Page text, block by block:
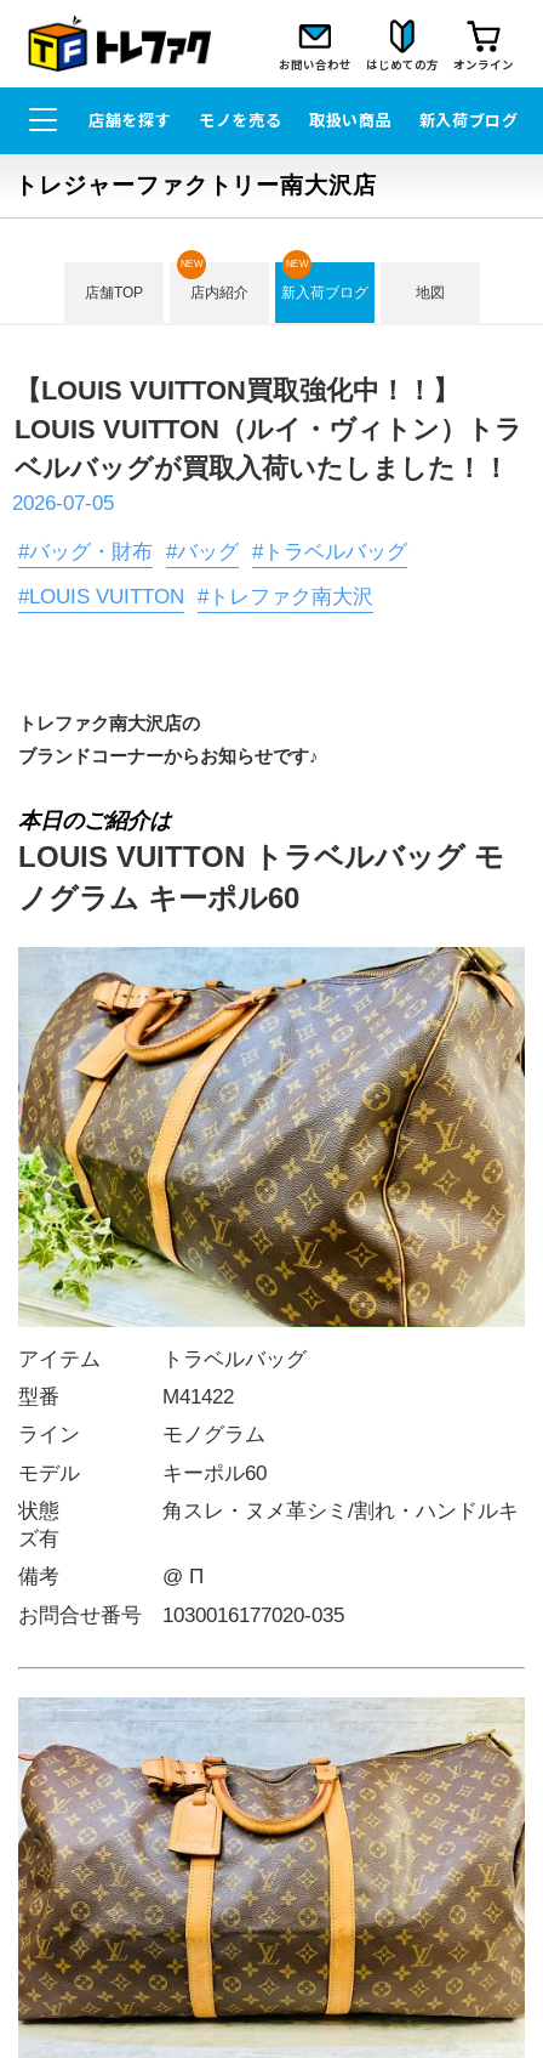
お問い合わせ はじめての方 オンライン
店舗を探す モノを売る 取扱い商品 新入荷ブログ
トレジャーファクトリー南大沢店
店舗TOP 店内紹介
NEW
新入荷ブログ
NEW
地図
【LOUIS VUITTON買取強化中！！】
LOUIS VUITTON（ルイ・ヴィトン）トラ
ベルバッグが買取入荷いたしました！！
2026-07-05
#バッグ・財布 #バッグ #トラベルバッグ
#LOUIS VUITTON
#トレファク南大沢
トレファク南大沢店の
ブランドコーナーからお知らせです♪
本日のご紹介は
LOUIS VUITTON トラベルバッグ モ
ノグラム キーポル60
アイテム   トラベルバッグ
型番     M41422
ライン    モノグラム
モデル    キーポル60
状態     角スレ・ヌメ革シミ/割れ・ハンドルキ
ズ有
備考     @ Π
お問合せ番号 1030016177020-035